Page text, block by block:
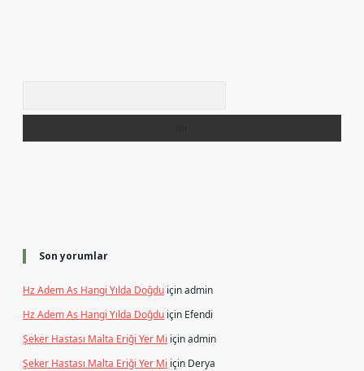
Son yorumlar
Hz Adem As Hangi Yılda Doğdu içinadmin
Hz Adem As Hangi Yılda Doğdu için Efendi
Şeker Hastası Malta Eriği Yer Mi içinadmin
Şeker Hastası Malta Eriği Yer Mi için Derya